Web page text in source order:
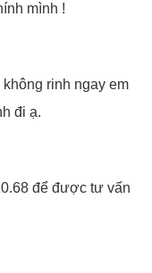
mình !
rinh ngay em
đi ạ.
để được tư vấn